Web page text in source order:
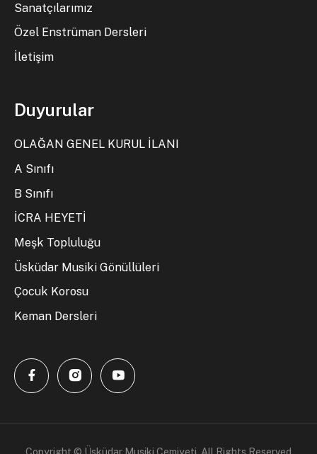
Sanatçılarımız
Özel Enstrüman Dersleri
İletişim
Duyurular
OLAĞAN GENEL KURUL İLANI
A Sınıfı
B Sınıfı
İCRA HEYETİ
Meşk Topluluğu
Üsküdar Musiki Gönüllüleri
Çocuk Korosu
Keman Dersleri
Copyright © Üsküdar Musiki Cemiyeti. All Rights Reserved